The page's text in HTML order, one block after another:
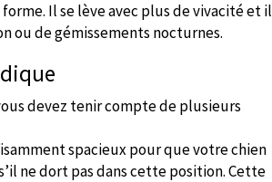
Il se lève avec plus de vivacité et il
ou de gémissements nocturnes.
devez tenir compte de plusieurs
spacieux pour que votre chien
ne dort pas dans cette position. Cette